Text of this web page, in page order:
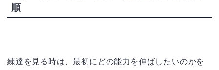
順
練達を見る時は、最初にどの能力を伸ばしたいのかを